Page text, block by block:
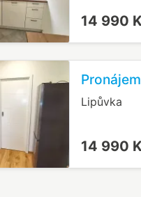
14 990
Lipůvka
14 990